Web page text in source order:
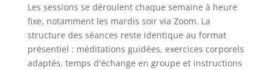
Les sessions se déroulent chaque semaine à heure
fixe, notamment les mardis soir via Zoom. La
structure des séances reste identique au format
présentiel : méditations guidées, exercices corporels
adaptés, temps d'échange en groupe et instructions